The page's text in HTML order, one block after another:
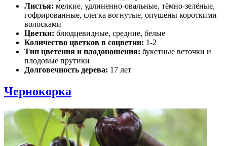
Листья: мелкие, удлиненно-овальные, тёмно-зелёные,
гофрированные, слегка вогнутые, опушены короткими
волосками
Цветки: блюдцевидные, средние, белые
Количество цветков в соцветии: 1-2
Тип цветения и плодоношения: букетные веточки и
плодовые прутики
Долговечность дерева: 17 лет
Чернокорка